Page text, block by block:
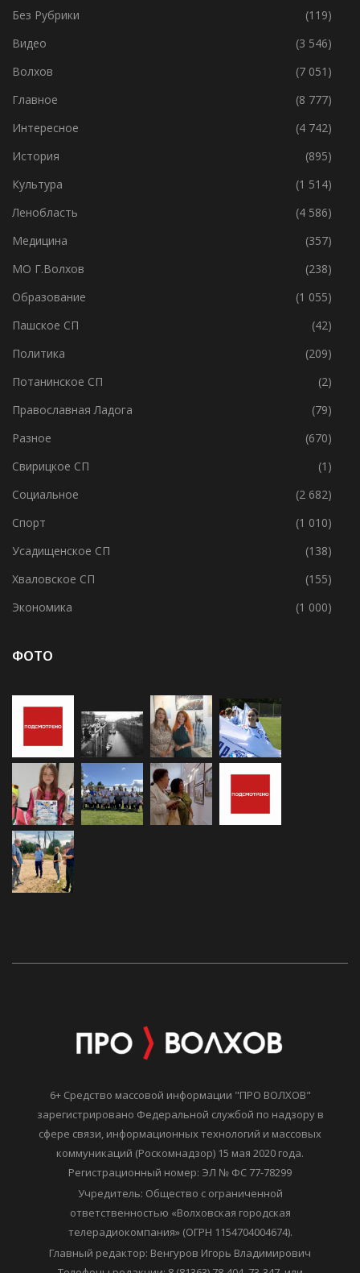
Без Рубрики
(119)
Видео
(3 546)
Волхов
(7 051)
Главное
(8 777)
Интересное
(4 742)
История
(895)
Культура
(1 514)
Ленобласть
(4 586)
Медицина
(357)
МО Г.Волхов
(238)
Образование
(1 055)
Пашское СП
(42)
Политика
(209)
Потанинское СП
(2)
Православная Ладога
(79)
Разное
(670)
Свирицкое СП
(1)
Социальное
(2 682)
Спорт
(1 010)
Усадищенское СП
(138)
Хваловское СП
(155)
Экономика
(1 000)
ФОТО
6+ Средство массовой информации "ПРО ВОЛХОВ"
зарегистрировано Федеральной службой по надзору в
сфере связи, информационных технологий и массовых
коммуникаций (Роскомнадзор) 15 мая 2020 года.
Регистрационный номер: ЭЛ № ФС 77-78299
Учредитель: Общество с ограниченной
ответственностью «Волховская городская
телерадиокомпания» (ОГРН 1154704004674).
Главный редактор: Венгуров Игорь Владимирович